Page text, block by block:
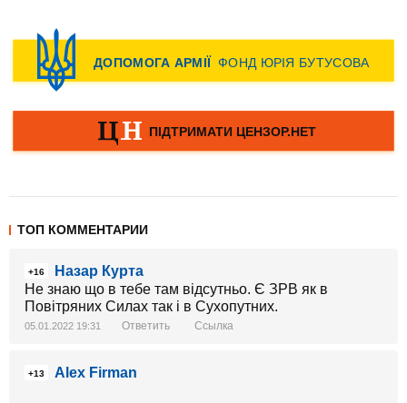
ТОП КОММЕНТАРИИ
+16
Назар Курта
Не знаю що в тебе там відсутньо. Є ЗРВ як в
Повітряних Силах так і в Сухопутних.
05.01.2022 19:31 Ответить Ссылка
+13 Alex Firman